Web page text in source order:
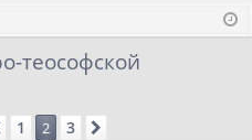
теософской
Пред.
1 2 3